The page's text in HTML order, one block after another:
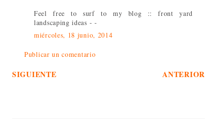
Feel free to surf to my blog :: front yard
landscaping ideas - -
miércoles, 18 junio, 2014
Publicar un comentario
SIGUIENTE ANTERIOR